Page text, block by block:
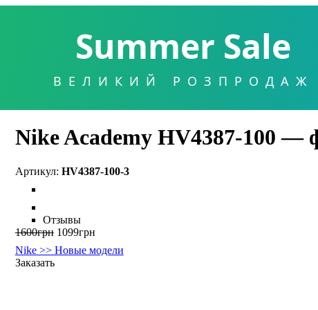
Summer Sale
ВЕЛИКИЙ РОЗПРОДАЖ
Nike Academy HV4387-100 —
HV4387-100-3
Отзывы
1600грн 1099грн
Nike >> Новые модели
Заказать